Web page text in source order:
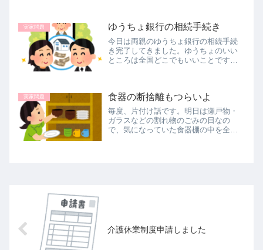
が届き、『へ？何の入金？怖い怖い』
と思いながら、サイトを確認してみる
と...
実家問題 ゆうちょ銀行の相続手続き
今日は両親のゆうちょ銀行の相続手続
き完了してきました。ゆうちょのいい
ところは全国どこでもいいことです。
は10月に亡くなりました。死後半年
く...
実家問題 食器の断捨離もつらいよ
毎度、片付け話です。明日は瀬戸物・
ガラスなどの割れ物のごみの日なの
で、気になっていた食器棚の中を全部
介護休業制度申請しました